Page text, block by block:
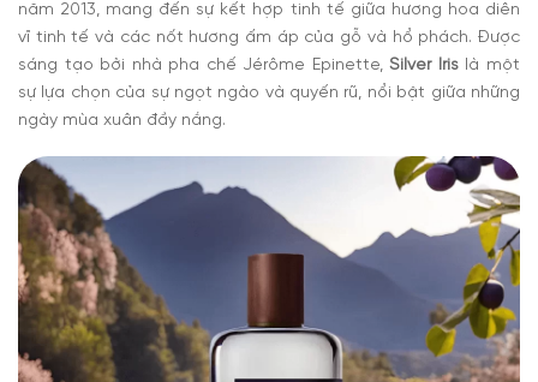
năm 2013, mang đến sự kết hợp tinh tế giữa hương hoa diên
vĩ tinh tế và các nốt hương ấm áp của gỗ và hổ phách. Được
sáng tạo bởi nhà pha chế Jérôme Epinette,Silver Irislà một
sự lựa chọn của sự ngọt ngào và quyến rũ, nổi bật giữa những
ngày mùa xuân đầy nắng.